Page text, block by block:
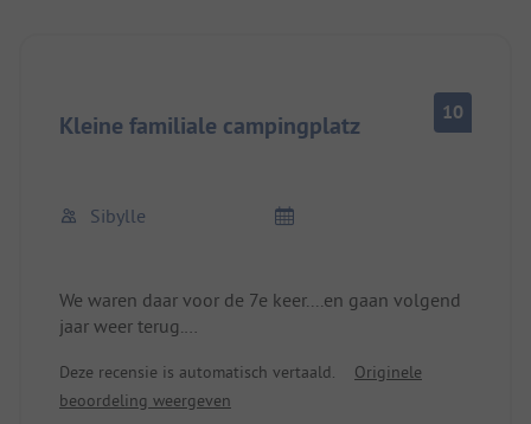
Kleine familiale campingplatz 10
Sibylle
We waren daar voor de 7e keer....en gaan volgend
jaar weer terug.
Zorgt voor vertraging en rust.
Alles andere ook prima.
Deze recensie is automatisch vertaald.
Originele
beoordeling weergeven